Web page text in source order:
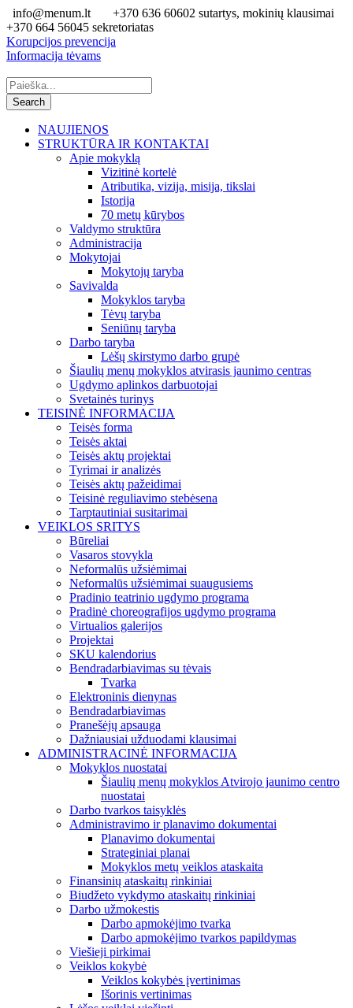
info@menum.lt
+370 636 60602 sutartys, mokinių klausimai
+370 664 56045 sekretoriatas
Korupcijos prevencija
Informacija tėvams
NAUJIENOS
STRUKTŪRA IR KONTAKTAI
Apie mokyklą
Vizitinė kortelė
Atributika, vizija, misija, tikslai
Istorija
70 metų kūrybos
Valdymo struktūra
Administracija
Mokytojai
Mokytojų taryba
Savivalda
Mokyklos taryba
Tėvų taryba
Seniūnų taryba
Darbo taryba
Lėšų skirstymo darbo grupė
Šiaulių menų mokyklos atvirasis jaunimo centras
Ugdymo aplinkos darbuotojai
Svetainės turinys
TEISINĖ INFORMACIJA
Teisės forma
Teisės aktai
Teisės aktų projektai
Tyrimai ir analizės
Teisės aktų pažeidimai
Teisinė reguliavimo stebėsena
Tarptautiniai susitarimai
VEIKLOS SRITYS
Būreliai
Vasaros stovykla
Neformalūs užsiėmimai
Neformalūs užsiėmimai suaugusiems
Pradinio teatrinio ugdymo programa
Pradinė choreografijos ugdymo programa
Virtualios galerijos
Projektai
SKU kalendorius
Bendradarbiavimas su tėvais
Tvarka
Elektroninis dienynas
Bendradarbiavimas
Pranešėjų apsauga
Dažniausiai užduodami klausimai
ADMINISTRACINĖ INFORMACIJA
Mokyklos nuostatai
Šiaulių menų mokyklos Atvirojo jaunimo centro
nuostatai
Darbo tvarkos taisyklės
Administravimo ir planavimo dokumentai
Planavimo dokumentai
Strateginiai planai
Mokyklos metų veiklos ataskaita
Finansinių ataskaitų rinkiniai
Biudžeto vykdymo ataskaitų rinkiniai
Darbo užmokestis
Darbo apmokėjimo tvarka
Darbo apmokėjimo tvarkos papildymas
Viešieji pirkimai
Veiklos kokybė
Veiklos kokybės įvertinimas
Išorinis vertinimas